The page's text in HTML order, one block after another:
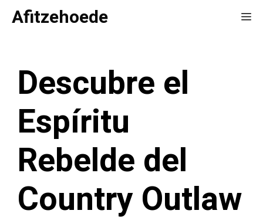
Saltar
Afitzehoede
Descubre el
Espíritu
Rebelde del
Country Outlaw